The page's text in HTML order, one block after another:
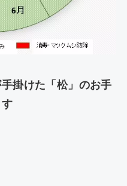
掛けた「松」のお手